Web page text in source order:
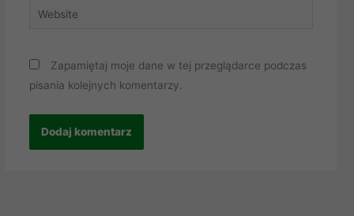
Website
Zapamiętaj moje dane w tej przeglądarce podczas
pisania kolejnych komentarzy.